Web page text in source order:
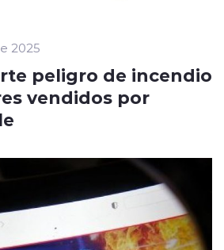
2025
peligro de incendio
vendidos por